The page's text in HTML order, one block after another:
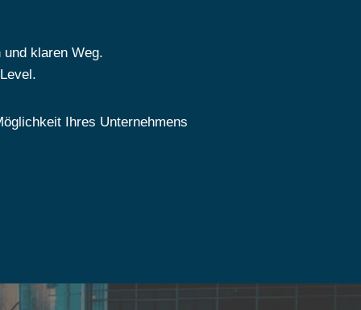
klaren Weg.
Ihres Unternehmens